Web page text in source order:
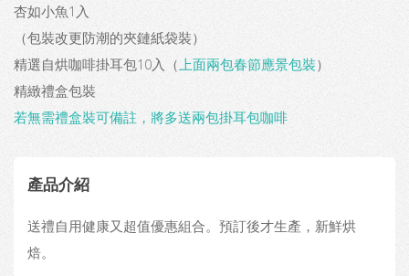
杏如小魚1入
（包裝改更防潮的夾鏈紙袋裝）
精選自烘咖啡掛耳包10入（ 上面兩包春節應景包裝）
精緻禮盒包裝
若無需禮盒裝可備註，將多送兩包掛耳包咖啡
產品介紹
送禮自用健康又超值優惠組合。預訂後才生產，新鮮烘
焙。